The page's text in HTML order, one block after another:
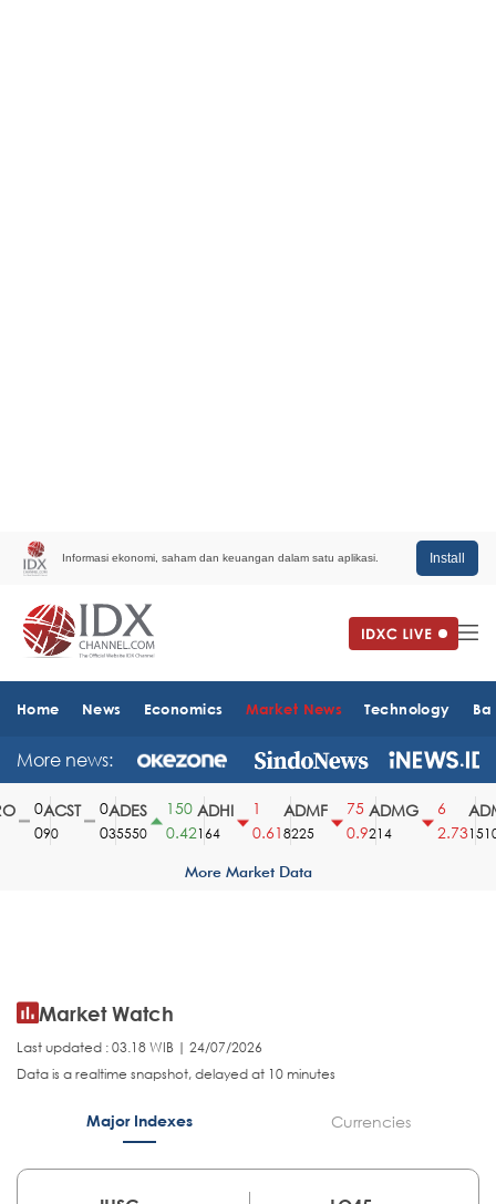
Informasi ekonomi, saham dan keuangan dalam satu aplikasi. Install
Home News Economics Market News Technology
More news:
ACST
90
ADES
35550
150
0.42
ADHI
164
0.61
ADMF
8225
75
0.9
ADMG
214
2.731510
More Market Data
Market Watch
Last updated : 03.18 WIB | 24/07/2026
Data is a realtime snapshot, delayed at 10 minutes
Major Indexes Currencies